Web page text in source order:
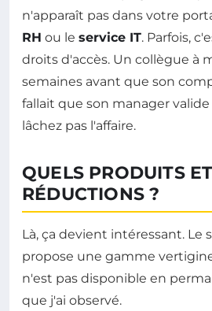
n'apparaît pas dans votre
RH ou le service IT. Parfois,
droits d'accès. Un collègue à
semaines avant que son
fallait que son manager
lâchez pas l'affaire.
QUELS PRODUITS
RÉDUCTIONS ?
Là, ça devient intéressant. Le
propose une gamme
n'est pas disponible en
que j'ai observé.